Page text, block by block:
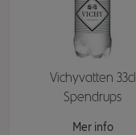
Vichyvatten 33cl
Spendrups
Mer info